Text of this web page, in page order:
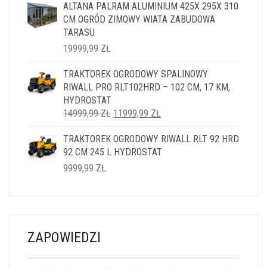
ALTANA PALRAM ALUMINIUM 425X 295X 310
CM OGRÓD ZIMOWY WIATA ZABUDOWA
TARASU
19999,99 ZŁ
TRAKTOREK OGRODOWY SPALINOWY
RIWALL PRO RLT102HRD – 102 CM, 17 KM,
HYDROSTAT
14999,99ZŁ PIERWOTNA
WYNOSIŁA:
14999,99 ZŁ.
11999,99 ZŁ
WYNOSI:
11999,99 ZŁ.
TRAKTOREK OGRODOWY RIWALL RLT 92 HRD
92 CM 245 L HYDROSTAT
9999,99 ZŁ
ZAPOWIEDZI